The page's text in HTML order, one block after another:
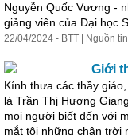
Nguyễn Quốc Vương -
giảng viên của Đại học
22/04/2024 - BTT | Nguồn
Giới
Kính thưa các thầy
là Trần Thị Hương
mọi người biết đến với
mắt tôi những chân trời